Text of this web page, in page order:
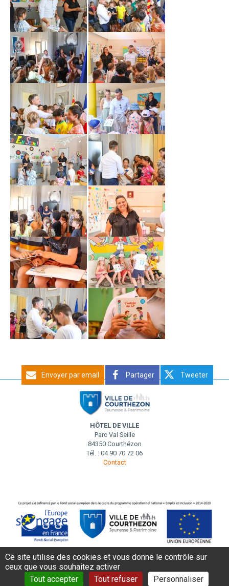
Envoyer par email Partager Tweeter
HÔTEL DE VILLE
Parc Val Seille
84350 Courthézon
Tél. : 04 90 70 72 06
Contact
MENTIONS LÉGALES DONNÉES PERSONNELLES
CONTACT
AIDE ET ACCESSIBILITÉ
PLAN DE SITE
Ce site utilise des cookies et vous donne le contrôle sur
ceux que vous souhaitez activer
Tout accepter
Tout refuser Personnaliser